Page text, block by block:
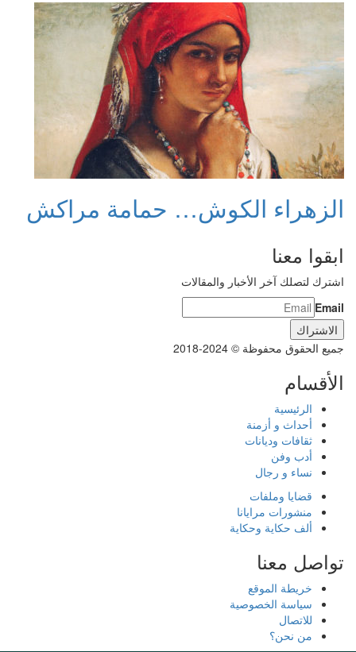
الزهراء الكوش… حمامة مراكش
ابقوا معنا
اشترك لتصلك آخر الأخبار والمقالات
Email
جميع الحقوق محفوظة © 2024-2018
الأقسام
الرئيسية
أحداث و أزمنة
ثقافات وديانات
أدب وفن
نساء و رجال
قضايا وملفات
منشورات مرايانا
ألف حكاية وحكاية
تواصل معنا
خريطة الموقع
سياسة الخصوصية
للاتصال
من نحن؟